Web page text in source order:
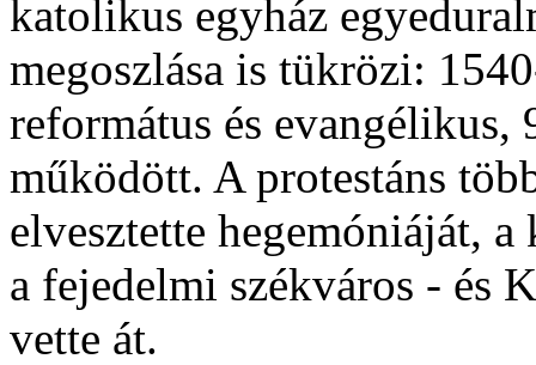
katolikus egyház
megoszlása is tükrözi:
református és
működött. A protestáns
elvesztette hegemóniáját,
a fejedelmi székváros - és
vette át.